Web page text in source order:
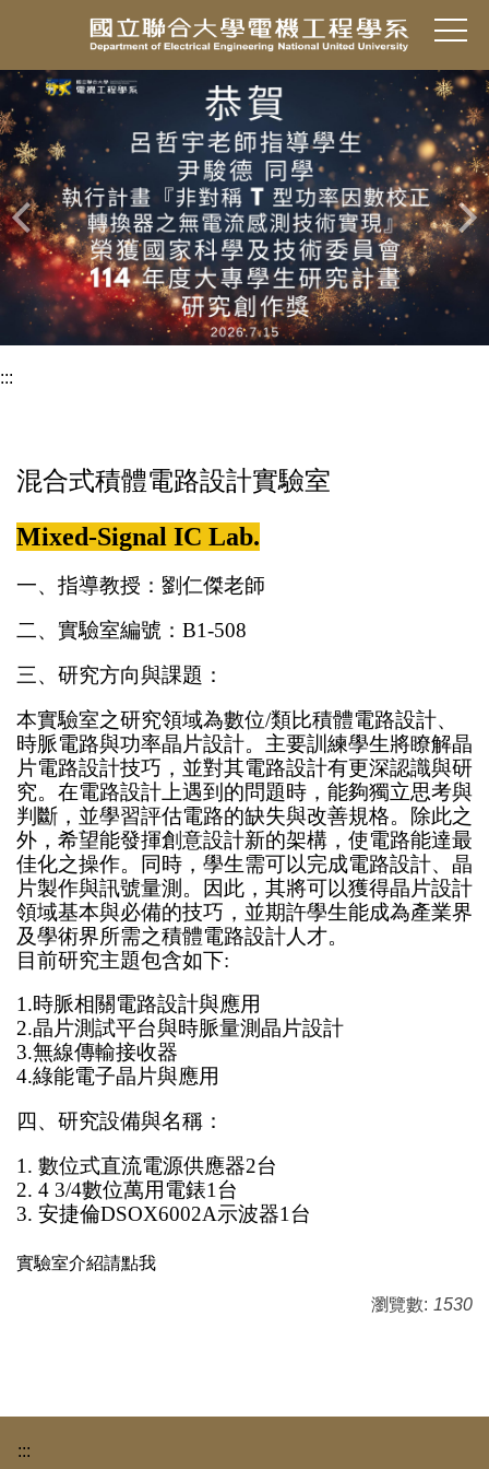
主
要
內
容
區
:::
混合式積體電路設計實驗室
Mixed-Signal IC Lab.
一、指導教授：劉仁傑老師
二、實驗室編號：B1-508
三、研究方向與課題：
本實驗室之研究領域為數位/類比積體電路設計、
時脈電路與功率晶片設計。主要訓練學生將瞭解晶
片電路設計技巧，並對其電路設計有更深認識與研
究。在電路設計上遇到的問題時，能夠獨立思考與
判斷，並學習評估電路的缺失與改善規格。除此之
外，希望能發揮創意設計新的架構，使電路能達最
佳化之操作。同時，學生需可以完成電路設計、晶
片製作與訊號量測。因此，其將可以獲得晶片設計
領域基本與必備的技巧，並期許學生能成為產業界
及學術界所需之積體電路設計人才。
目前研究主題包含如下:
1.時脈相關電路設計與應用
2.晶片測試平台與時脈量測晶片設計
3.無線傳輸接收器
4.綠能電子晶片與應用
四、研究設備與名稱：
1. 數位式直流電源供應器2台
2. 4 3/4數位萬用電錶1台
3. 安捷倫DSOX6002A示波器1台
實驗室介紹請點我
瀏覽數: 1530
:::